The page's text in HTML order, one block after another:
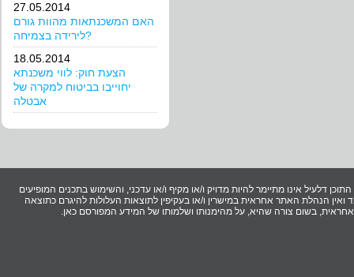
27.05.2014
האם המשכנתאות מהוות גורם
לירידה בצמיחה?
18.05.2014
הצעת חוק: לווי משכנתא
יחוייבו בביטוח למקרה של
אבטלה
דלעיל אינו מתיימר להיות מדויק ו/או מקיף ו/או עדכני, והשימוש בתכנים המופיעים
הנהלת האתר אחראית במישרין ו/או בעקיפין לתוצאות העלולות להיגרם כתוצאה
בשום צורה שהיא, על מהימנותו ושלמותו של המידע המפורסם כאן.